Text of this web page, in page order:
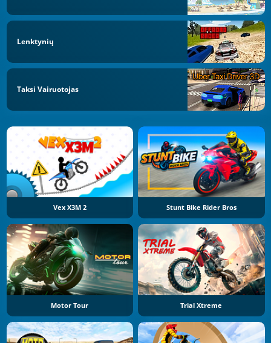
Lenktynių
Taksi Vairuotojas
Vex X3M 2 Stunt Bike Rider Bros
Motor Tour Trial Xtreme